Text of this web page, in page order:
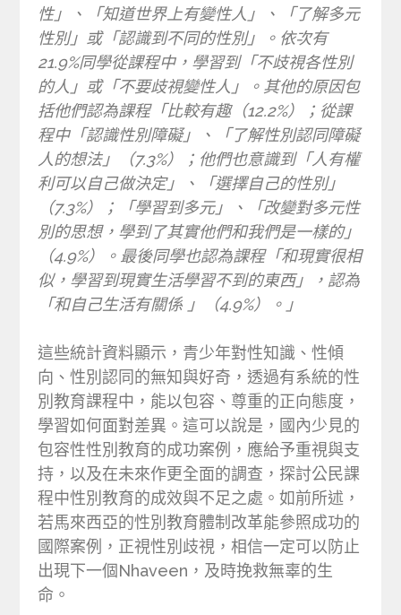
性」、「知道世界上有變性人」、「了解多元
性別」或「認識到不同的性別」。依次有
21.9%同學從課程中，學習到「不歧視各性別
的人」或「不要歧視變性人」。其他的原因包
括他們認為課程「比較有趣（12.2%）；從課
程中「認識性別障礙」、「了解性別認同障礙
人的想法」（7.3%）；他們也意識到「人有權
利可以自己做決定」、「選擇自己的性別」
（7.3%）；「學習到多元」、「改變對多元性
別的思想，學到了其實他們和我們是一樣的」
（4.9%）。最後同學也認為課程「和現實很相
似，學習到現實生活學習不到的東西」，認為
「和自己生活有關係 」（4.9%）。」
這些統計資料顯示，青少年對性知識、性傾
向、性別認同的無知與好奇，透過有系統的性
別教育課程中，能以包容、尊重的正向態度，
學習如何面對差異。這可以說是，國內少見的
包容性性別教育的成功案例，應給予重視與支
持，以及在未來作更全面的調查，探討公民課
程中性別教育的成效與不足之處。如前所述，
若馬來西亞的性別教育體制改革能參照成功的
國際案例，正視性別歧視，相信一定可以防止
出現下一個Nhaveen，及時挽救無辜的生
命。